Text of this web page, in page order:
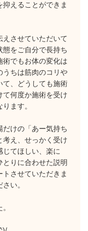
えることができま
えさせていただいて
態をご自分で長持ち
術でもお体の変化は
うちは筋肉のコリや
て、どうしても施術
何度か施術を受け
ます。
だけの「あー気持ち
考え、せっかく受け
てほしい、楽に
りに合わせた説明
させていただきま
い。